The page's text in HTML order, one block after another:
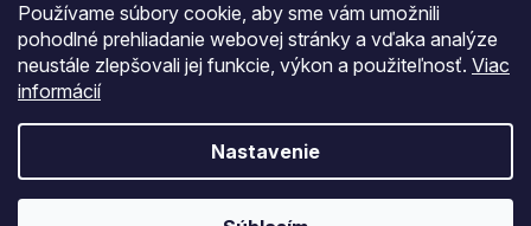
Používame súbory cookie, aby sme vám umožnili
pohodlné prehliadanie webovej stránky a vďaka analýze
neustále zlepšovali jej funkcie, výkon a použiteľnosť. Viac
informácií
Nastavenie